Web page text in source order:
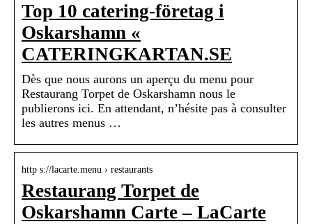
Top 10 catering-företag i
Oskarshamn «
CATERINGKARTAN.SE
Dès que nous aurons un aperçu du menu pour
Restaurang Torpet de Oskarshamn nous le
publierons ici. En attendant, n’hésite pas à consulter
les autres menus …
http s://lacarte.menu › restaurants
Restaurang Torpet de
Oskarshamn Carte – LaCarte